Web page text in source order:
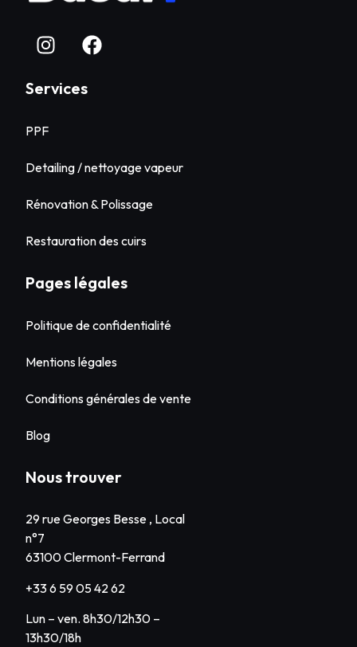
Services
PPF
Detailing / nettoyage vapeur
Rénovation & Polissage
Restauration des cuirs
Pages légales
Politique de confidentialité
Mentions légales
Conditions générales de vente
Blog
Nous trouver
29 rue Georges Besse , Local
n°7
63100 Clermont-Ferrand
+33 6 59 05 42 62
Lun – ven. 8h30/12h30 –
13h30/18h